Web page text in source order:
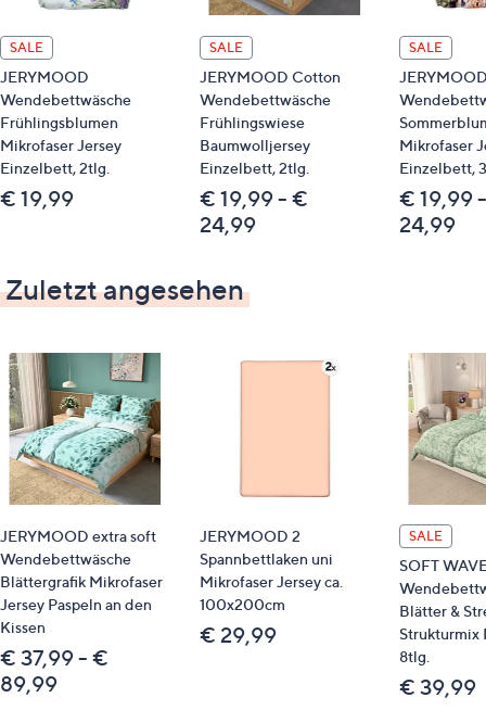
Dieser Artikel ist nicht an einen Paketshop, eine
Packstation oder ins Ausland lieferbar.
Qualitätshinweise
STANDARD 100 by OEKO-TEX®
SALE
JERYMOOD
Wendebettwäsche
Frühlingsblumen
Mikrofaser Jersey
Einzelbett, 2tlg.
€ 19,99
SALE
JERYMOOD Cotton
Wendebettwäsche
Frühlingswiese
Baumwolljersey
Einzelbett, 2tlg.
€ 19,99 - €
24,99
SALE
Mikrofaser
Einzelbett,
€ 19,99
24,99
Zuletzt angesehen
JERYMOOD extra soft
Wendebettwäsche
Blättergrafik Mikrofaser
Jersey Paspeln an den
Kissen
€ 37,99 - €
89,99
JERYMOOD 2
Spannbettlaken uni
Mikrofaser Jersey ca.
100x200cm
€ 29,99
SALE
SOFT
Blätter &
Strukturmix
8tlg.
€ 39,99